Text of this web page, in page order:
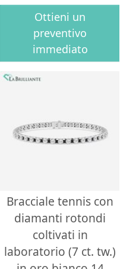
Ottieni un
preventivo
immediato
Bracciale tennis con
diamanti rotondi
coltivati in
laboratorio (7 ct. tw.)